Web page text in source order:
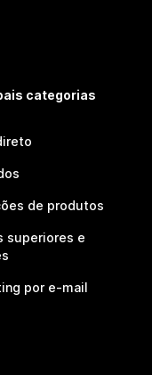
categorias
de produtos
superiores e
por e-mail